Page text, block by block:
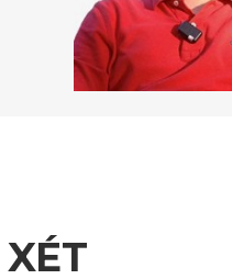
ô tô 360 Mercedes CLA